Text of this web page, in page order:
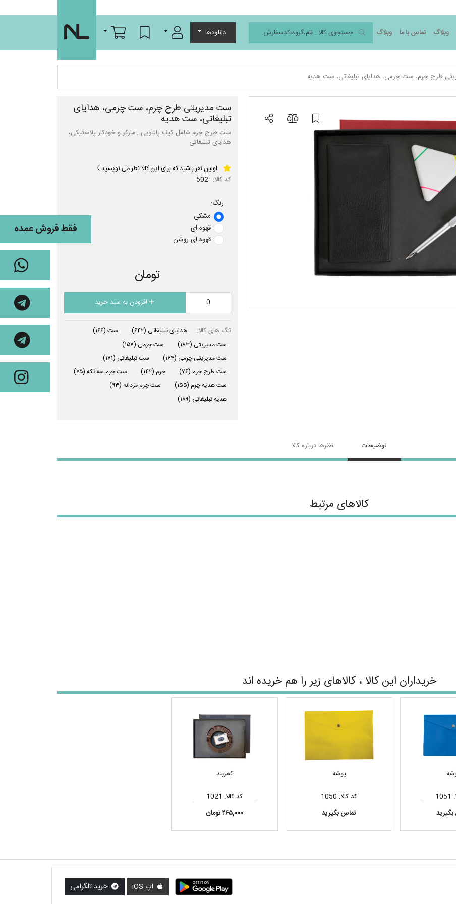
وبلاگ تماس با ما وبلاگ دانلودها ورود/عضویتلیست مورد علاقه
سبد خرید
طرح چرم، ست چرمی، هدایای تبلیغاتی، ست هدیه
ست مدیریتی طرح چرم، ست چرمی، هدایای
تبلیغاتی، ست هدیه
ست طرح چرم شامل کیف پالتویی , مارکر و خودکار پلاستیکی،
هدایای تبلیغاتی
اولین نفر باشید که برای این کالا نظر می نویسید
کد کالا: 502
رنگ:
مشکی
قهوه ای
قهوه ای روشن
تومان
افزودن به سبد خرید
تگ های کالا: هدایای تبلیغاتی (۶۴۲) ست (۱۶۶)
ست مدیریتی (۱۸۳) ست چرمی (۱۵۷)
ست مدیریتی چرمی (۱۶۴) ست تبلیغاتی (۱۷۱)
ست طرح چرم (۷۶) چرم (۱۴۲) ست چرم سه تکه (۷۵)
ست هدیه چرم (۱۵۵) ست چرم مردانه (۹۳)
هدیه تبلیغاتی (۱۸۹)
توضیحات نظرها درباره کالا
کالاهای مرتبط
خریداران این کالا ، کالاهای زیر را هم خریده اند
پوشه
کد کالا: 1050
تماس بگیرید
کمربند
کد کالا: 1021
۲۶۵,۰۰۰ تومان
اپ iOS خرید تلگرامی
فقط فروش عمده